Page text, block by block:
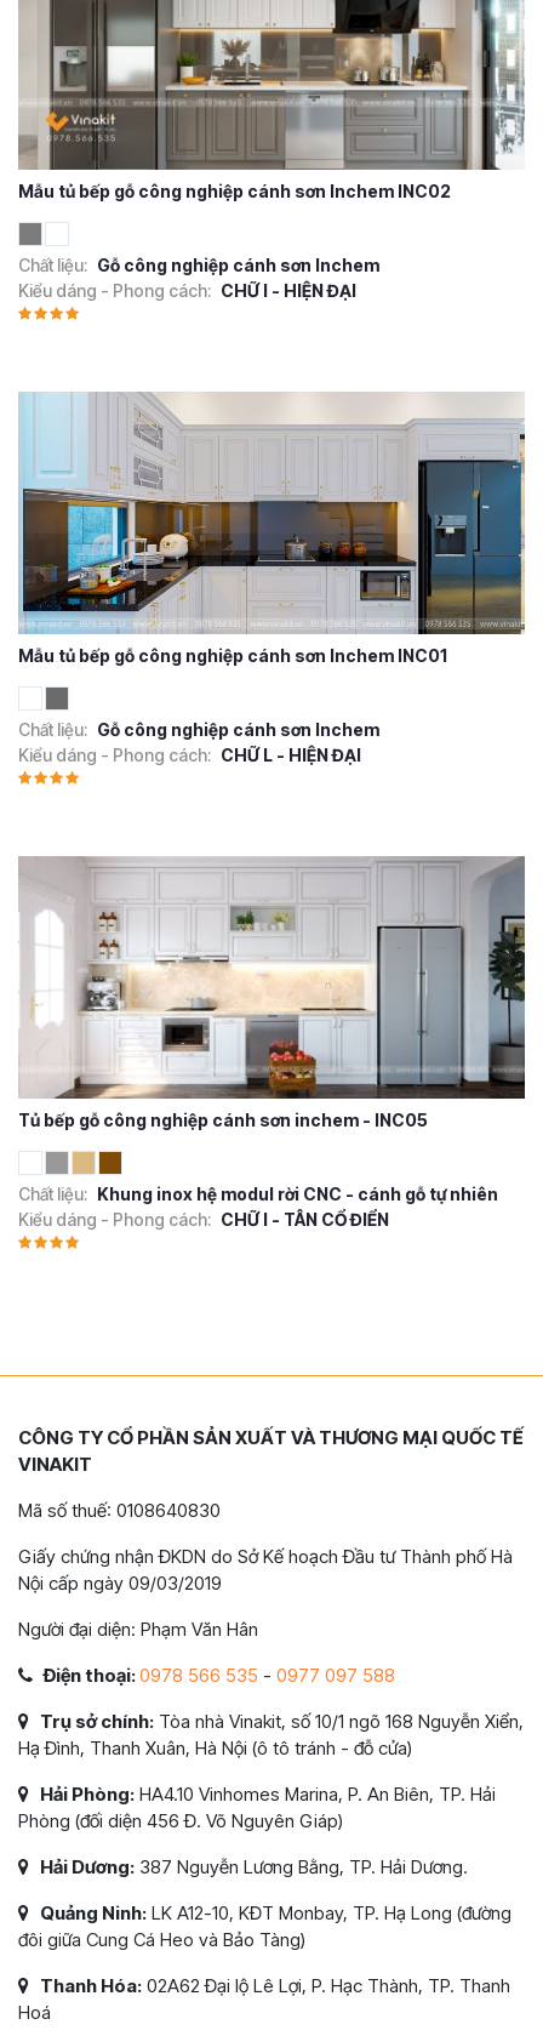
Mẫu tủ bếp gỗ công nghiệp cánh sơn Inchem INC02
Chất liệu: Gỗ công nghiệp cánh sơn Inchem
Kiểu dáng - Phong cách: CHỮ I - HIỆN ĐẠI
Mẫu tủ bếp gỗ công nghiệp cánh sơn Inchem INC01
Chất liệu: Gỗ công nghiệp cánh sơn Inchem
Kiểu dáng - Phong cách: CHỮ L - HIỆN ĐẠI
Tủ bếp gỗ công nghiệp cánh sơn inchem - INC05
Chất liệu: Khung inox hệ modul rời CNC - cánh gỗ tự nhiên
Kiểu dáng - Phong cách: CHỮ I - TÂN CỔ ĐIỂN
CÔNG TY CỔ PHẦN SẢN XUẤT VÀ THƯƠNG MẠI QUỐC TẾ
VINAKIT
Mã số thuế: 0108640830
Giấy chứng nhận ĐKDN do Sở Kế hoạch Đầu tư Thành phố Hà
Nội cấp ngày 09/03/2019
Người đại diện: Phạm Văn Hân
Điện thoại:0978 566 535 - 0977 097 588
Trụ sở chính: Tòa nhà Vinakit, số 10/1 ngõ 168 Nguyễn Xiển,
Hạ Đình, Thanh Xuân, Hà Nội (ô tô tránh - đỗ cửa)
Hải Phòng: HA4.10 Vinhomes Marina, P. An Biên, TP. Hải
Phòng (đối diện 456 Đ. Võ Nguyên Giáp)
Hải Dương: 387 Nguyễn Lương Bằng, TP. Hải Dương.
Quảng Ninh: LK A12-10, KĐT Monbay, TP. Hạ Long (đường
đôi giữa Cung Cá Heo và Bảo Tàng)
Thanh Hóa: 02A62 Đại lộ Lê Lợi, P. Hạc Thành, TP. Thanh
Hoá